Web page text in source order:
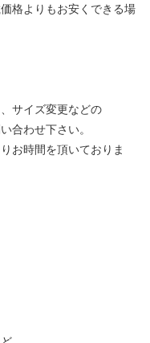
格よりもお安くできる場
サイズ変更などの
合わせ下さい。
お時間を頂いておりま